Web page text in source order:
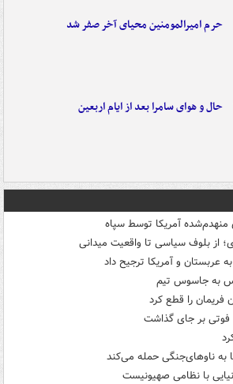
حرم امیرالمومنین محیای آخر صفر شد
حال و هوای سامرا بعد از ایام اربعین
منهدم‌شده آمریکا توسط سپاه
از بلوف سیاسی تا واقعیت میدانی
عربستان و آمریکا ترجیح داد
به جاسوس تیم
فریمان را قطع کرد
با نظامی صهیونیست